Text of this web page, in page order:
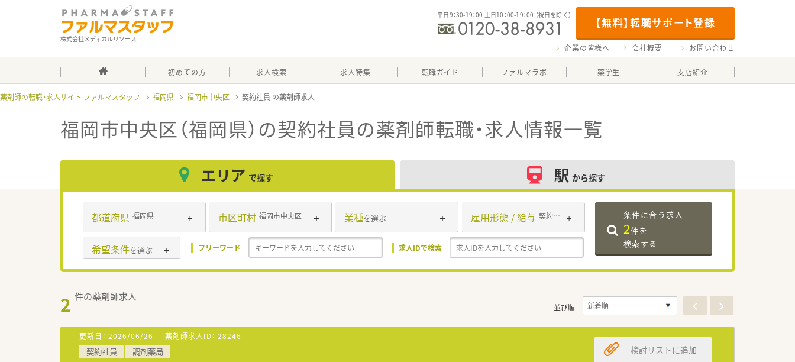
株式会社メディカルリソース
【無料】転職サポート登録
平日9：30-19：00 土日10：00-19：00 （祝日を除く）
企業の皆様へ 会社概要 お問い合わせ
初めての方 求人検索 求人特集 転職ガイド ファルマラボ 薬学生 支店紹介
薬剤師の転職・求人サイト ファルマスタッフ 福岡県 福岡市中央区 契約社員
福岡市中央区（福岡県）の契約社員の薬剤師転職・求人情報一覧
エリア で探す 駅 から探す
都道府県 福岡県 市区町村 福岡市中央区 業種を選ぶ 雇用形態 / 給与 契約社員
希望条件を選ぶ フリーワード 求人IDで検索
条件に合う求人
2件を
検索する
2 件の薬剤師求人
並び順
更新日： 2026/06/26 薬剤師求人ID： 28246
契約社員 調剤薬局 検討リストに追加